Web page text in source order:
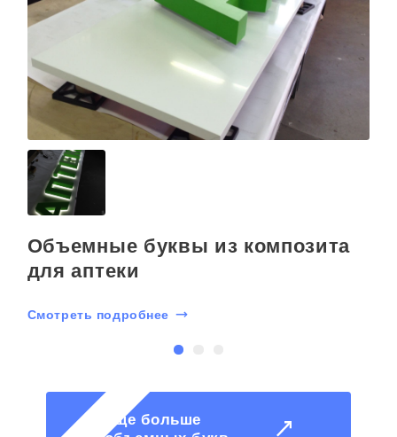
Объемные буквы из композита
для аптеки
Смотреть подробнее
Еще больше